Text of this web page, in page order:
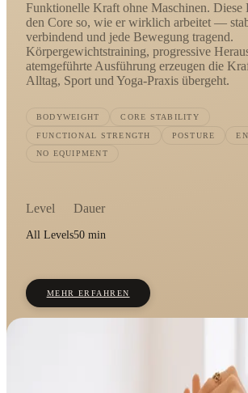
Funktionelle Kraft ohne Maschinen. Diese
den Core so, wie er wirklich arbeitet —
verbindend und jede Bewegung tragend.
Körpergewichtstraining, progressive
atemgeführte Ausführung erzeugen die
Alltag, Sport und Yoga-Praxis übergeht.
BODYWEIGHT CORE STABILITY
FUNCTIONAL STRENGTH POSTURE
NO EQUIPMENT
Level
All Levels
Dauer
50 min
MEHR ERFAHREN